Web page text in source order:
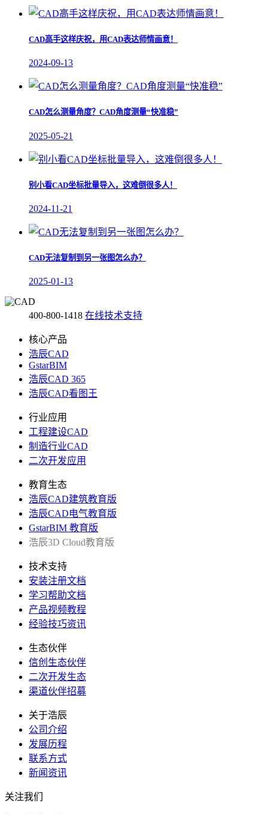
CAD高手这样庆祝，用CAD表达师情画意！
2024-09-13
CAD怎么测量角度？CAD角度测量“快准稳”
2025-05-21
别小看CAD坐标批量导入，这难倒很多人！
2024-11-21
CAD无法复制到另一张图怎么办？
2025-01-13
400-800-1418 在线技术支持
核心产品
浩辰CAD
GstarBIM
浩辰CAD 365
浩辰CAD看图王
行业应用
工程建设CAD
制造行业CAD
二次开发应用
教育生态
浩辰CAD建筑教育版
浩辰CAD电气教育版
GstarBIM 教育版
浩辰3D Cloud教育版
技术支持
安装注册文档
学习帮助文档
产品视频教程
经验技巧资讯
生态伙伴
信创生态伙伴
二次开发生态
渠道伙伴招募
关于浩辰
公司介绍
发展历程
联系方式
新闻资讯
关注我们